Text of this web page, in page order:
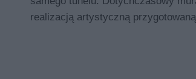
realizacją artystyczną